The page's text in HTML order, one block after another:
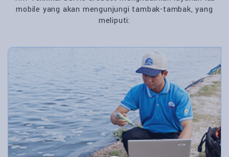
mobile yang akan mengunjungi tambak-tambak, yang
meliputi: